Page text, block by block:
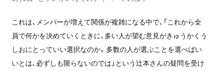
これは、メンバーが増えて関係が複雑になる中で、「これから全
員で何かを決めていくときに、多い人が望む意見がきゅうかくう
しおにとっていい選択なのか。多数の人が選ぶことを選べばい
いとは、必ずしも限らないのでは」という辻󠄀本さんの疑問を受け